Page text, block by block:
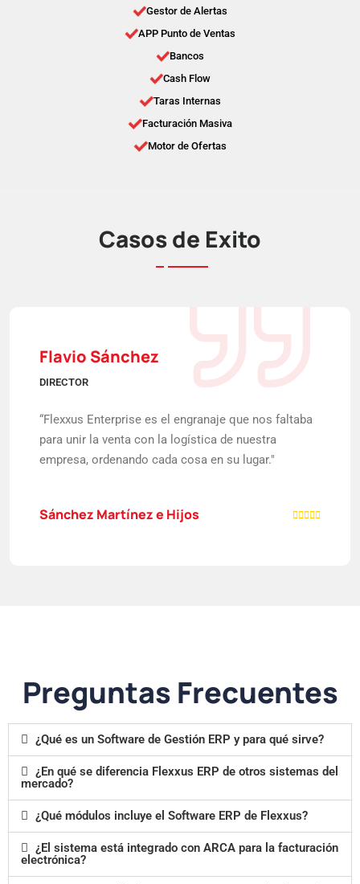
Gestor de Alertas
APP Punto de Ventas
Bancos
Cash Flow
Taras Internas
Facturación Masiva
Motor de Ofertas
Casos de Éxito
Flavio Sánchez
DIRECTOR
“Flexxus Enterprise es el engranaje que nos faltaba
para unir la venta con la logística de nuestra
empresa, ordenando cada cosa en su lugar."
Sánchez Martínez e Hijos
Preguntas Frecuentes
¿Qué es un Software de Gestión ERP y para qué sirve?
¿En qué se diferencia Flexxus ERP de otros sistemas del
mercado?
¿Qué módulos incluye el Software ERP de Flexxus?
¿El sistema está integrado con ARCA para la facturación
electrónica?